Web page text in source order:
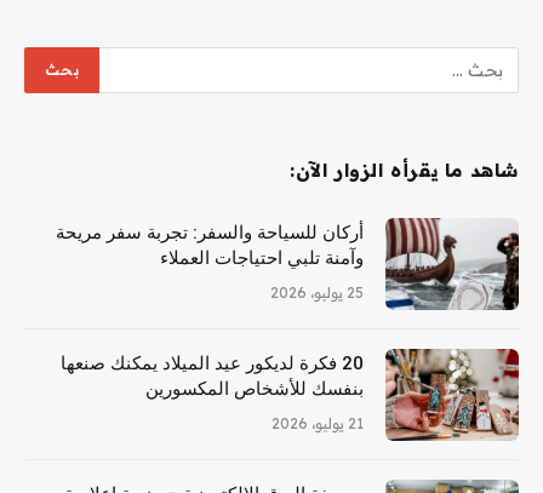
شاهد ما يقرأه الزوار الآن:
أركان للسياحة والسفر: تجربة سفر مريحة
وآمنة تلبي احتياجات العملاء
25 يوليو، 2026
20 فكرة لديكور عيد الميلاد يمكنك صنعها
بنفسك للأشخاص المكسورين
21 يوليو، 2026